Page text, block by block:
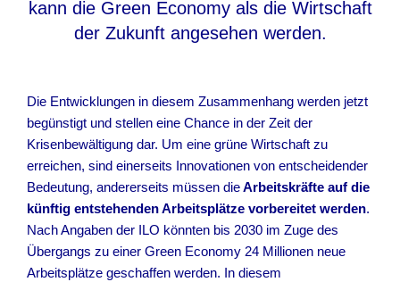
kann die Green Economy als die Wirtschaft
der Zukunft angesehen werden.
Die Entwicklungen in diesem Zusammenhang werden jetzt
begünstigt und stellen eine Chance in der Zeit der
Krisenbewältigung dar. Um eine grüne Wirtschaft zu
erreichen, sind einerseits Innovationen von entscheidender
Bedeutung, andererseits müssen dieArbeitskräfte auf die
künftig entstehenden Arbeitsplätze vorbereitet werden.
Nach Angaben der ILO könnten bis 2030 im Zuge des
Übergangs zu einer Green Economy 24 Millionen neue
Arbeitsplätze geschaffen werden. In diesem